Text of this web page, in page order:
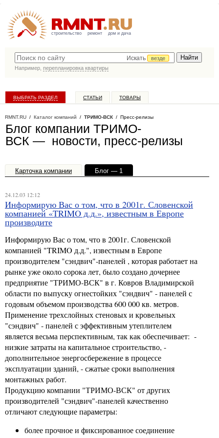
строительство ремонт дом и дача
Искать
везде
Например, перепланировка квартиры
ВЫБРАТЬ РАЗДЕЛ СТАТЬИ ТОВАРЫ
RMNT.RU / Каталог компаний / ТРИМО-ВСК / Пресс-релизы
Блог компании ТРИМО-
ВСК — новости, пресс-релизы
Карточка компании
Блог — 1
24.12.03 12:12
Информирую Вас о том, что в 2001г. Словенской
компанией «TRIMO д.д.», известным в Европе
производите
Информирую Вас о том, что в 2001г. Словенской
компанией "TRIMO д.д.", известным в Европе
производителем "сэндвич"-панелей , которая работает на
рынке уже около сорока лет, было создано дочернее
предприятие "ТРИМО-ВСК" в г. Ковров Владимирской
области по выпуску огнестойких "сэндвич" - панелей с
годовым объемом производства 600 000 кв. метров.
Применение трехслойных стеновых и кровельных
"сэндвич" - панелей с эффективным утеплителем
является весьма перспективным, так как обеспечивает: -
низкие затраты на капитальное строительство, -
дополнительное энергосбережение в процессе
эксплуатации зданий, - сжатые сроки выполнения
монтажных работ.
Продукцию компании "ТРИМО-ВСК" от других
производителей "сэндвич"-панелей качественно
отличают следующие параметры:
более прочное и фиксированное соединение